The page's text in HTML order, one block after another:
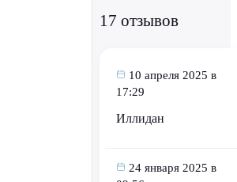
17 отзывов
10 апреля 2025 в
17:29
Иллидан
24 января 2025 в